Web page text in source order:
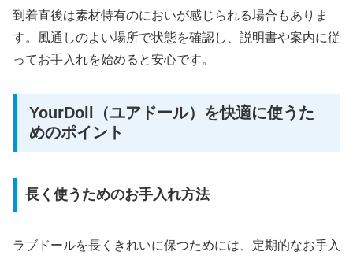
到着直後は素材特有のにおいが感じられる場合もありま
す。風通しのよい場所で状態を確認し、説明書や案内に従
ってお手入れを始めると安心です。
YourDoll（ユアドール）を快適に使うた
めのポイント
長く使うためのお手入れ方法
ラブドールを長くきれいに保つためには、定期的なお手入